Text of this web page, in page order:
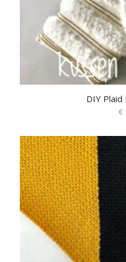
DIY Plaid
€